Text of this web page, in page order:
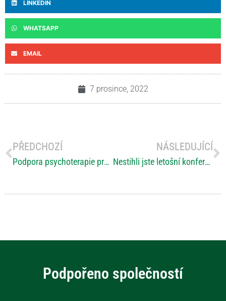
LINKEDIN
WHATSAPP
EMAIL
7 prosince, 2022
PŘEDCHOZÍ
Podpora psychoterapie pro osoby s roztroušenou sklerózou
NÁSLEDUJÍCÍ
Nestihli jste letošní konferenci „O RS (ne)jen pro rodinu“? Přinášíme Vám videa a prezentace přednášejících!
Podpořeno společností